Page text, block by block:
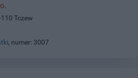
Tczew
, numer: 3007